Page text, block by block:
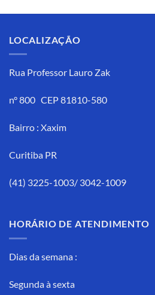
LOCALIZAÇÃO
Rua Professor Lauro Zak
n° 800 CEP 81810-580
Bairro : Xaxim
Curitiba PR
(41) 3225-1003/ 3042-1009
HORÁRIO DE ATENDIMENTO
Dias da semana :
Segunda à sexta